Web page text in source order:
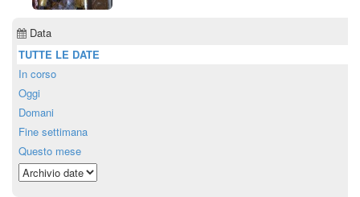
Data
TUTTE LE DATE
In corso
Oggi
Domani
Fine settimana
Questo mese